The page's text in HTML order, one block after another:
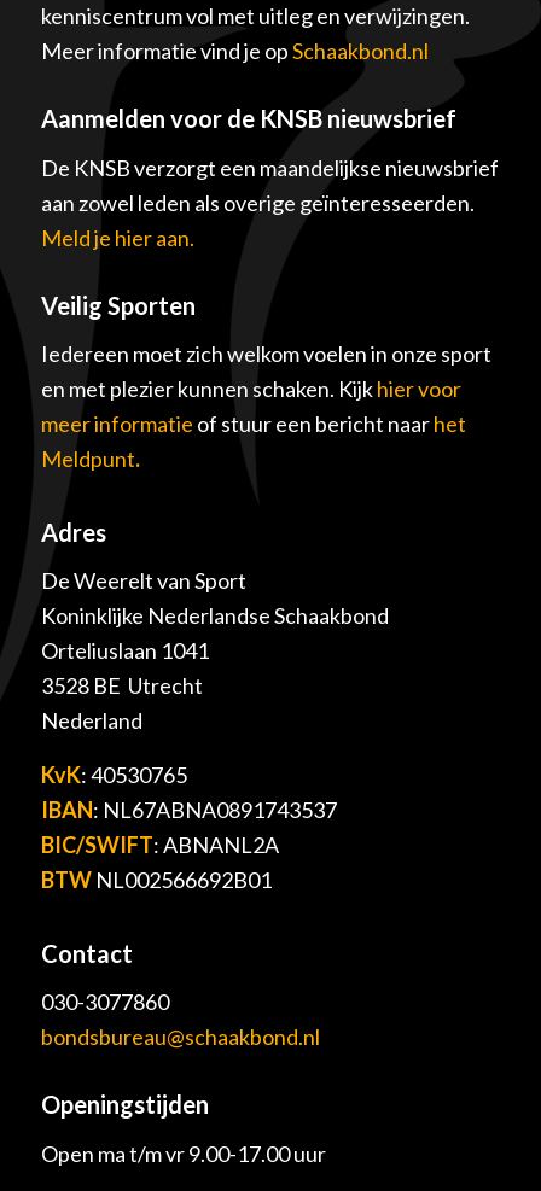
kenniscentrum vol met uitleg en verwijzingen.
Meer informatie vind je opSchaakbond.nl
Aanmelden voor de KNSB nieuwsbrief
De KNSB verzorgt een maandelijkse nieuwsbrief
aan zowel leden als overige geïnteresseerden.
Meld je hier aan.
Veilig Sporten
Iedereen moet zich welkom voelen in onze sport
en met plezier kunnen schaken. Kijkhier voor
meer informatie of stuur een bericht naarhet
Meldpunt.
Adres
De Weerelt van Sport
Koninklijke Nederlandse Schaakbond
Orteliuslaan 1041
3528 BE Utrecht
Nederland
KvK: 40530765
IBAN: NL67ABNA0891743537
BIC/SWIFT: ABNANL2A
BTWNL002566692B01
Contact
030-3077860
bondsbureau@schaakbond.nl
Openingstijden
Open ma t/m vr 9.00-17.00 uur